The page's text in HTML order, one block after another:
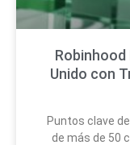
Robinhood
Unido con
Puntos clave
de más de 50